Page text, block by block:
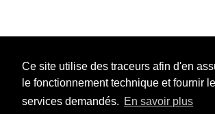
Ce site utilise des traceurs afin d'en
le fonctionnement technique et fournir
services demandés. En savoir plus